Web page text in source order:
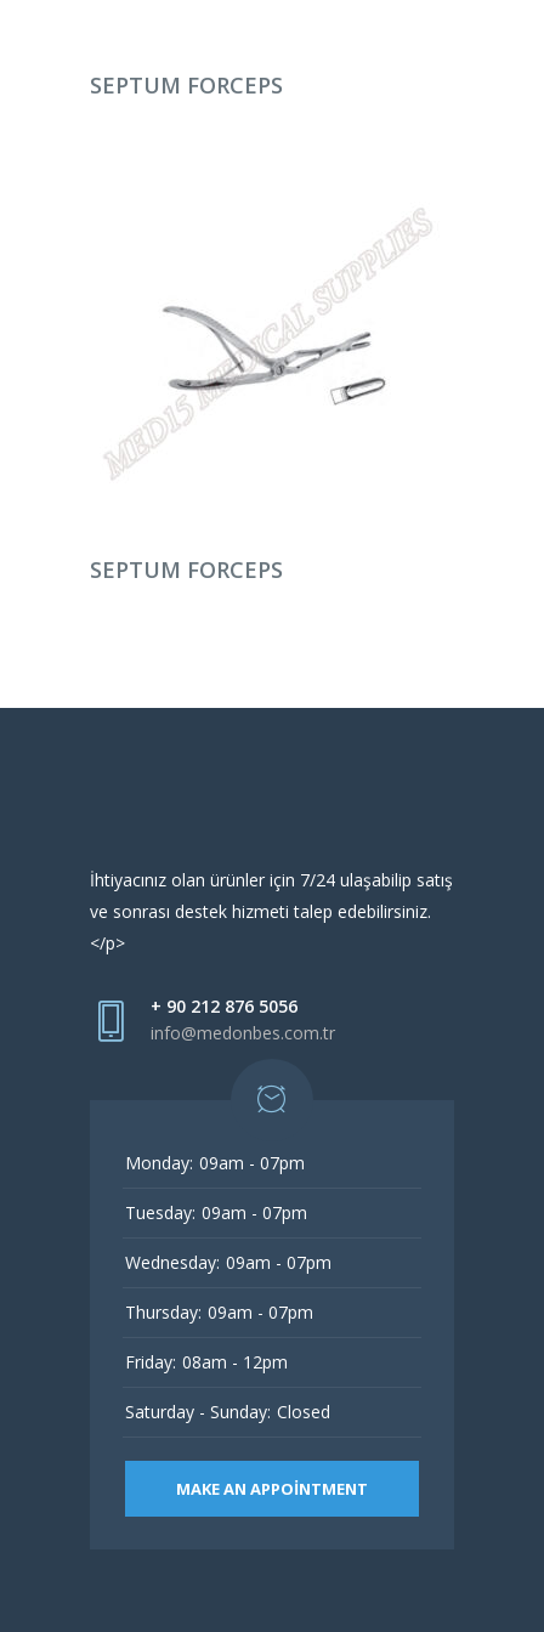
DEVAMINI OKU
SEPTUM FORCEPS
DEVAMINI OKU
SEPTUM FORCEPS
İhtiyacınız olan ürünler için 7/24 ulaşabilip satış
ve sonrası destek hizmeti talep edebilirsiniz.
</p>
+ 90 212 876 5056
info@medonbes.com.tr
Monday: 09am - 07pm
Tuesday: 09am - 07pm
Wednesday: 09am - 07pm
Thursday: 09am - 07pm
Friday: 08am - 12pm
Saturday - Sunday: Closed
MAKE AN APPOINTMENT